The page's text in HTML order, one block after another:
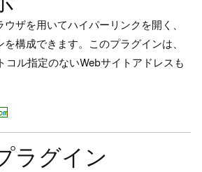
ザを用いてハイパーリンクを開く、
構成できます。このプラグインは、
ル指定のないWebサイトアドレスも
ラグイン